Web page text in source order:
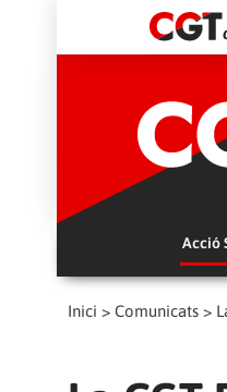
Acció
Inici > Comunicats >